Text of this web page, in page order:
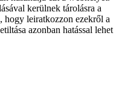
kerülnek tárolásra a
hogy leiratkozzon ezekről a
azonban hatással lehet